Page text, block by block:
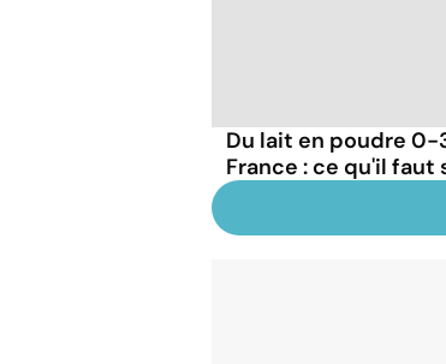
Du lait en poudre
France : ce qu'il faut